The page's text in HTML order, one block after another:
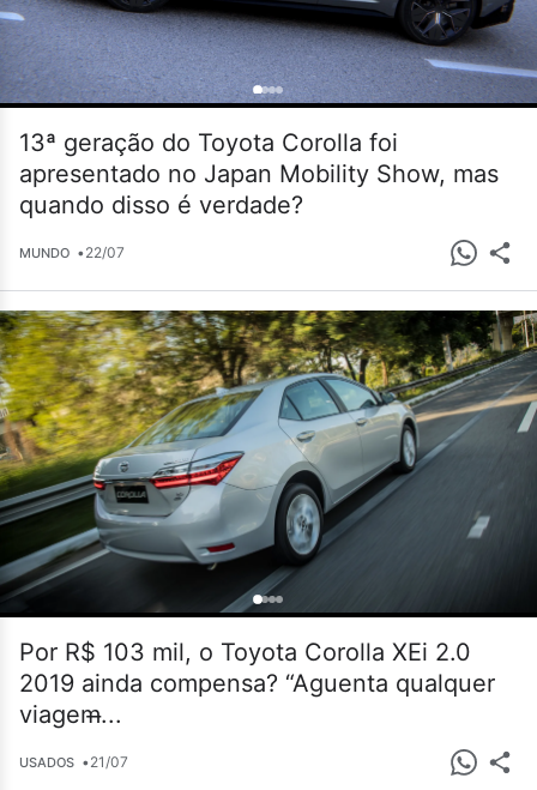
13ª geração do Toyota Corolla foi
apresentado no Japan Mobility Show, mas
quando disso é verdade?
MUNDO •22/07
Por R$ 103 mil, o Toyota Corolla XEi 2.0
2019 ainda compensa? “Aguenta qualquer
viagem̶...
USADOS •21/07